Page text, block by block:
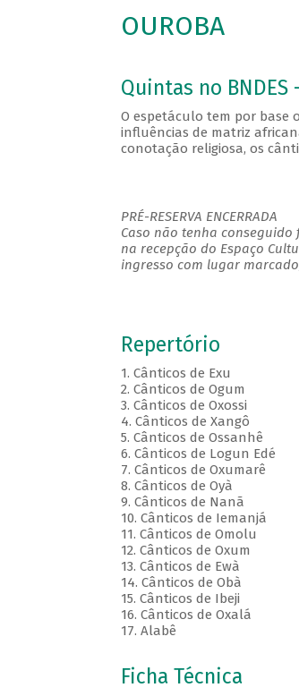
OUROBA
Quintas no BNDES
O espetáculo tem por base
influências de matriz
conotação religiosa, os
PRÉ-RESERVA ENCERRADA
Caso não tenha
na recepção do Espaço
ingresso com lugar
Repertório
1. Cânticos de Exu
2. Cânticos de Ogum
3. Cânticos de Oxossi
4. Cânticos de Xangô
5. Cânticos de Ossanhê
6. Cânticos de Logun Edé
7. Cânticos de Oxumarê
8. Cânticos de Oyà
9. Cânticos de Nanã
10. Cânticos de Iemanjá
11. Cânticos de Omolu
12. Cânticos de Oxum
13. Cânticos de Ewà
14. Cânticos de Obà
15. Cânticos de Ibeji
16. Cânticos de Oxalá
17. Alabê
Ficha Técnica